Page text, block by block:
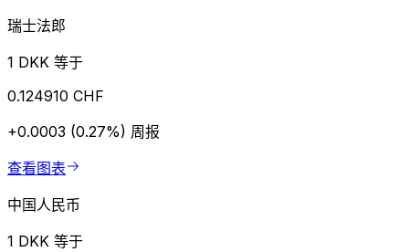
瑞士法郎
1 DKK 等于
0.124910 CHF
+0.0003 (0.27%) 周报
查看图表
中国人民币
1 DKK 等于